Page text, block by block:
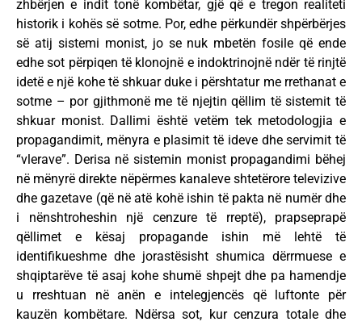
zhbërjen e indit tonë kombëtar, gjë që e tregon realiteti
historik i kohës së sotme. Por, edhe përkundër shpërbërjes
së atij sistemi monist, jo se nuk mbetën fosile që ende
edhe sot përpiqen të klonojnë e indoktrinojnë ndër të rinjtë
idetë e një kohe të shkuar duke i përshtatur me rrethanat e
sotme – por gjithmonë me të njejtin qëllim të sistemit të
shkuar monist. Dallimi është vetëm tek metodologjia e
propagandimit, mënyra e plasimit të ideve dhe servimit të
“vlerave”. Derisa në sistemin monist propagandimi bëhej
në mënyrë direkte nëpërmes kanaleve shtetërore televizive
dhe gazetave (që në atë kohë ishin të pakta në numër dhe
i nënshtroheshin një cenzure të rreptë), prapseprapë
qëllimet e kësaj propagande ishin më lehtë të
identifikueshme dhe jorastësisht shumica dërrmuese e
shqiptarëve të asaj kohe shumë shpejt dhe pa hamendje
u rreshtuan në anën e intelegjencës që luftonte për
kauzën kombëtare. Ndërsa sot, kur cenzura totale dhe